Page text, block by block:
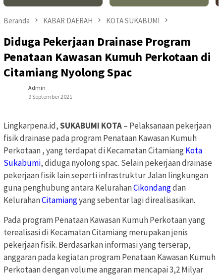
Beranda KABAR DAERAH KOTA SUKABUMI
Diduga Pekerjaan Drainase Program
Penataan Kawasan Kumuh Perkotaan di
Citamiang Nyolong Spac
Admin
9 September 2021
Lingkarpena.id,SUKABUMI KOTA– Pelaksanaan pekerjaan
fisik drainase pada program Penataan Kawasan Kumuh
Perkotaan , yang terdapat di Kecamatan CitamiangKota
Sukabumi, diduga nyolong spac. Selain pekerjaan drainase
pekerjaan fisik lain seperti infrastruktur Jalan lingkungan
guna penghubung antara KelurahanCikondangdan
KelurahanCitamiangyang sebentar lagi direalisasikan.
Pada program Penataan Kawasan Kumuh Perkotaan yang
terealisasi di Kecamatan Citamiang merupakan jenis
pekerjaan fisik. Berdasarkan informasi yang terserap,
anggaran pada kegiatan program Penataan Kawasan Kumuh
Perkotaan dengan volume anggaran mencapai 3,2 Milyar